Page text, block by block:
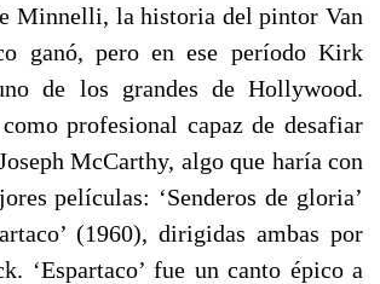
Minnelli, la historia del pintor Van
ganó, pero en ese período Kirk
de los grandes de Hollywood.
profesional capaz de desafiar
McCarthy, algo que haría con
películas: ‘Senderos de gloria’
(1960), dirigidas ambas por
‘Espartaco’ fue un canto épico a